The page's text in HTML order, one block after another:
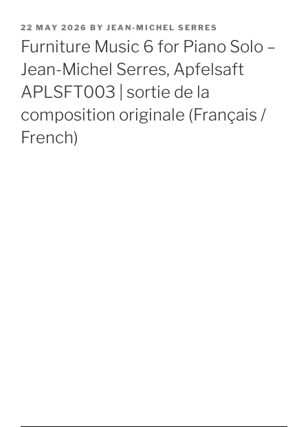
POSTED
ON
22 MAY 2026 BY JEAN-MICHEL SERRES
Furniture Music 6 for Piano Solo –
Jean-Michel Serres, Apfelsaft
APLSFT003 | sortie de la
composition originale (Français /
French)